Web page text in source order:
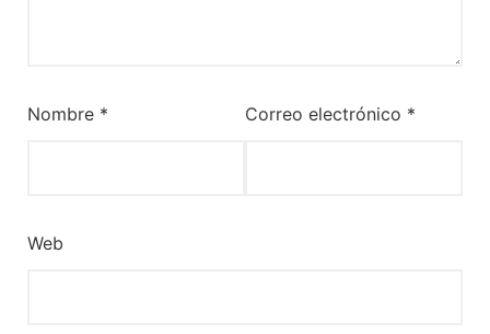
Nombre * Correo electrónico *
Web